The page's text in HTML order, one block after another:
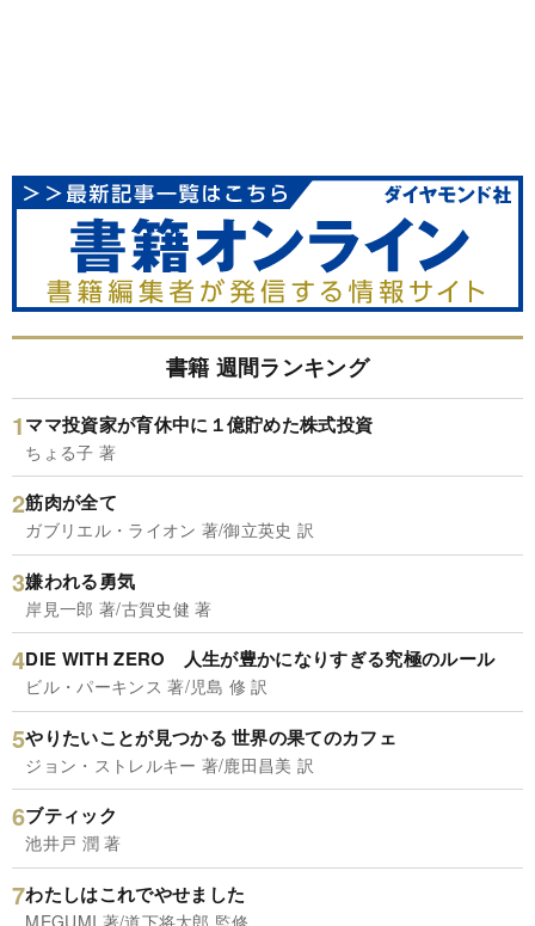
書籍 週間ランキング
ママ投資家が育休中に１億貯めた株式投資
ちょる子 著
筋肉が全て
ガブリエル・ライオン 著/御立英史 訳
嫌われる勇気
岸見一郎 著/古賀史健 著
DIE WITH ZERO 人生が豊かになりすぎる究極のルール
ビル・パーキンス 著/児島 修 訳
やりたいことが見つかる 世界の果てのカフェ
ジョン・ストレルキー 著/鹿田昌美 訳
ブティック
池井戸 潤 著
わたしはこれでやせました
MEGUMI 著/道下将太郎 監修